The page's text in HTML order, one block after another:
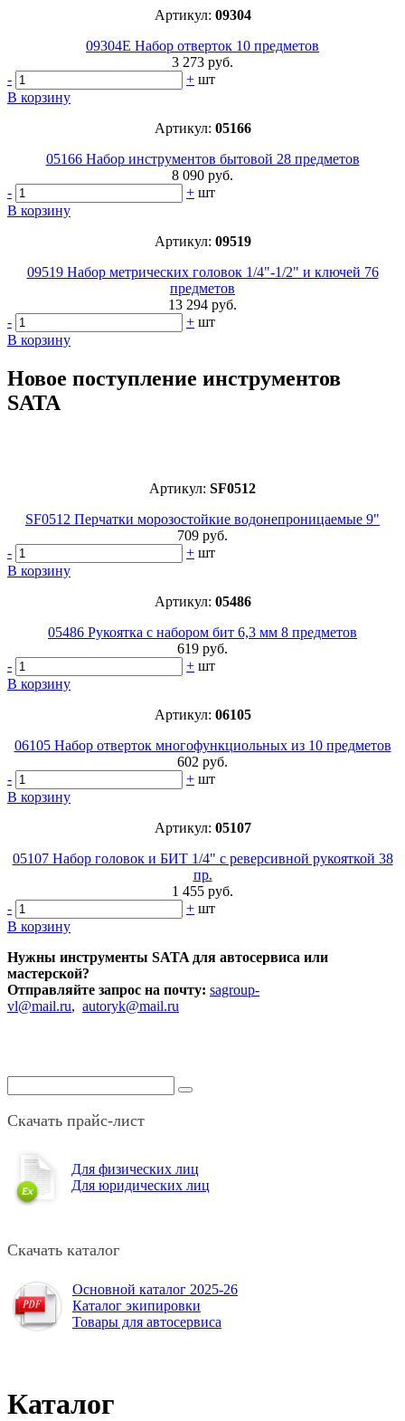
Артикул: 09304
09304E Набор отверток 10 предметов
3 273 руб.
-
+ шт
В корзину
Артикул: 05166
05166 Набор инструментов бытовой 28 предметов
8 090 руб.
-
+ шт
В корзину
Артикул: 09519
09519 Набор метрических головок 1/4"-1/2" и ключей 76
предметов
13 294 руб.
-
+ шт
В корзину
Новое поступление инструментов
SATA
Артикул: SF0512
SF0512 Перчатки морозостойкие водонепроницаемые 9"
709 руб.
-
+ шт
В корзину
Артикул: 05486
05486 Рукоятка с набором бит 6,3 мм 8 предметов
619 руб.
-
+ шт
В корзину
Артикул: 06105
06105 Набор отверток многофункциольных из 10 предметов
602 руб.
-
+ шт
В корзину
Артикул: 05107
05107 Набор головок и БИТ 1/4" с реверсивной рукояткой 38
пр.
1 455 руб.
-
+ шт
В корзину
Нужны инструменты SATA для автосервиса или
мастерской?
Отправляйте запрос на почту: sagroup-
vl@mail.ru, autoryk@mail.ru
Скачать прайс-лист
Для физических лиц
Для юридических лиц
Скачать каталог
Основной каталог 2025-26
Каталог экипировки
Товары для автосервиса
Каталог